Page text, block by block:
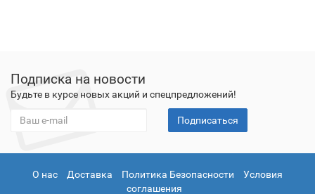
Подписка на новости
Будьте в курсе новых акций и спецпредложений!
Подписаться
О нас Доставка Политика Безопасности
Условия
соглашения